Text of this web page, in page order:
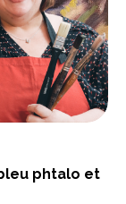
phtalo et